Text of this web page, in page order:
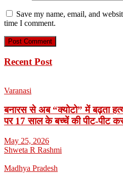
Save my name, email, and
time I comment.
Recent Post
Varanasi
बनारस से अब “क्योटो” में बढ़ता
पर 17 साल के बच्चें की पीट-पीट कर
May 25, 2026
Shweta R Rashmi
Madhya Pradesh